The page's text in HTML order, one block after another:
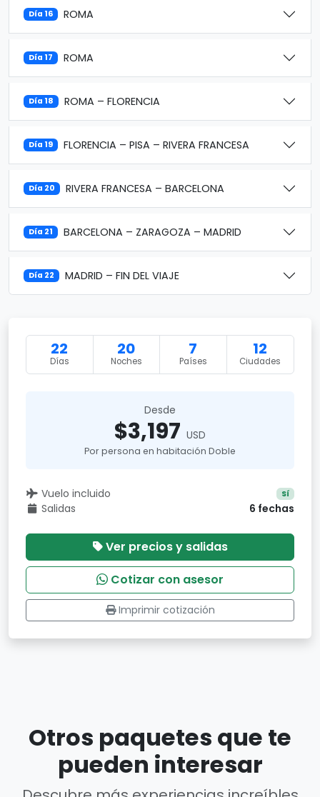
Día 16 ROMA
Día 17 ROMA
Día 18 ROMA – FLORENCIA
Día 19 FLORENCIA – PISA – RIVERA FRANCESA
Día 20 RIVERA FRANCESA – BARCELONA
Día 21 BARCELONA – ZARAGOZA – MADRID
Día 22 MADRID – FIN DEL VIAJE
22
Días
20
Noches
7
Países
12
Ciudades
Desde
$3,197 USD
Por persona en habitación Doble
Vuelo incluido Sí
Salidas 6 fechas
Ver precios y salidas
Cotizar con asesor
Imprimir cotización
Otros paquetes que te
pueden interesar